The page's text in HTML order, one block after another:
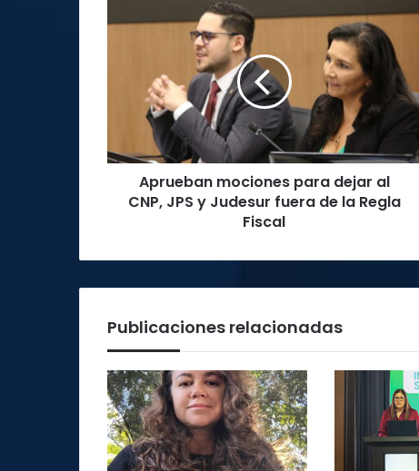
mociones
Judesur
Fiscal
Aprueban mociones para dejar al
CNP, JPS y Judesur fuera de la Regla
Fiscal
Publicaciones relacionadas